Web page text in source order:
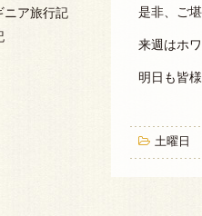
是非、ご
来週はホ
明日も皆
土曜日
ニア旅行記